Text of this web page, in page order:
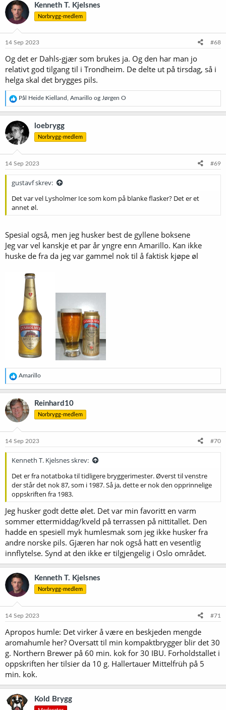
Kenneth T. Kjelsnes
Norbrygg-medlem
14 Sep 2023 #68
Og det er Dahls-gjær som brukes ja. Og den har man jo
relativt god tilgang til i Trondheim. De delte ut på tirsdag, så i
helga skal det brygges pils.
R
e
a
k
s
j
o
e
Pål Heide Kielland Amarillo og Jørgen O
loebrygg
Norbrygg-medlem
14 Sep 2023 #69
gustavf skrev:
Det var vel Lysholmer Ice som kom på blanke flasker? Det er et
annet øl.
Spesial også, men jeg husker best de gyllene boksene
Jeg var vel kanskje et par år yngre enn Amarillo. Kan ikke
huske de fra da jeg var gammel nok til å faktisk kjøpe øl
R
e
a
k
s
j
o
e
Amarillo
Reinhard10
Norbrygg-medlem
14 Sep 2023 #70
Kenneth T. Kjelsnes skrev:
Det er fra notatboka til tidligere bryggerimester. Øverst til venstre
der står det nok 87, som i 1987. Så ja, dette er nok den opprinnelige
oppskriften fra 1983.
Jeg husker godt dette ølet. Det var min favoritt en varm
sommer ettermiddag/kveld på terrassen på nittitallet. Den
hadde en spesiell myk humlesmak som jeg ikke husker fra
andre norske pils. Gjæren har nok også hatt en vesentlig
innflytelse. Synd at den ikke er tilgjengelig i Oslo området.
Kenneth T. Kjelsnes
Norbrygg-medlem
14 Sep 2023 #71
Apropos humle: Det virker å være en beskjeden mengde
aromahumle her? Oversatt til min kompaktbrygger blir det 30
g. Northern Brewer på 60 min. kok for 30 IBU. Forholdstallet i
oppskriften her tilsier da 10 g. Hallertauer Mittelfrüh på 5
min. kok.
Kold Brygg